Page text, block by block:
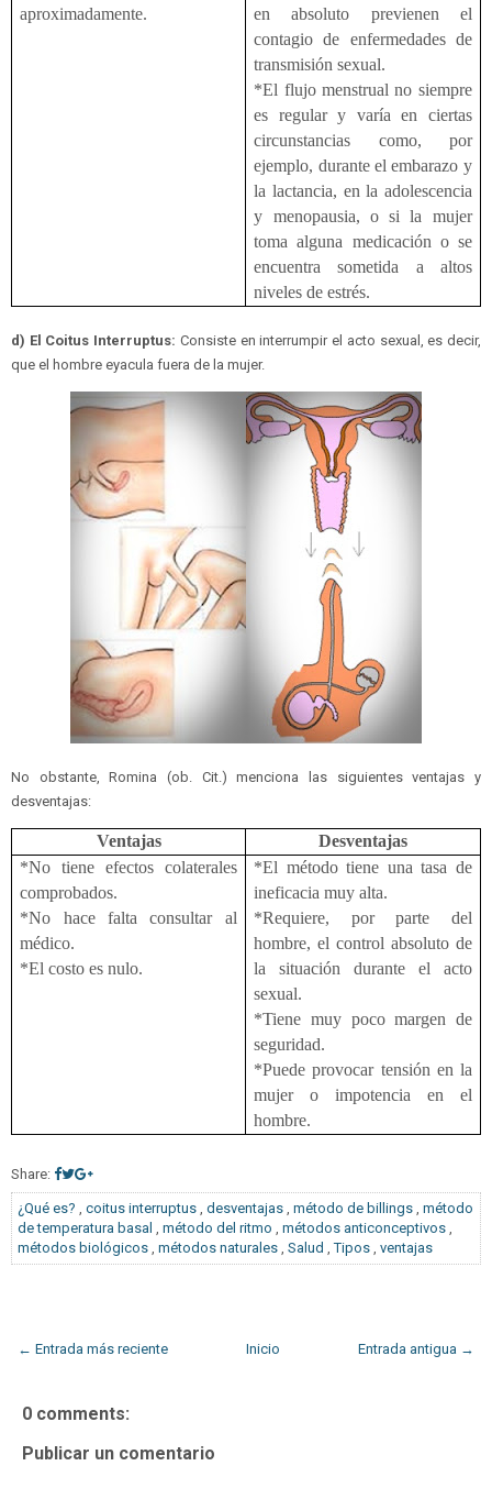
aproximadamente.
en absoluto previenen el
contagio de enfermedades de
transmisión sexual.
*El flujo menstrual no siempre
es regular y varía en ciertas
circunstancias como, por
ejemplo, durante el embarazo y
la lactancia, en la adolescencia
y menopausia, o si la mujer
toma alguna medicación o se
encuentra sometida a altos
niveles de estrés.
d) El Coitus Interruptus: Consiste en interrumpir el acto sexual, es decir,
que el hombre eyacula fuera de la mujer.
No obstante, Romina (ob. Cit.) menciona las siguientes ventajas y
desventajas:
Ventajas
Desventajas
*No tiene efectos colaterales
comprobados.
*No hace falta consultar al
médico.
*El costo es nulo.
*El método tiene una tasa de
ineficacia muy alta.
*Requiere, por parte del
hombre, el control absoluto de
la situación durante el acto
sexual.
*Tiene muy poco margen de
seguridad.
*Puede provocar tensión en la
mujer o impotencia en el
hombre.
Share:
¿Qué es? , coitus interruptus , desventajas , método de billings , método
de temperatura basal , método del ritmo , métodos anticonceptivos ,
métodos biológicos , métodos naturales , Salud ,Tipos , ventajas
← Entrada más reciente Entrada antigua →
Inicio
0 comments:
Publicar un comentario